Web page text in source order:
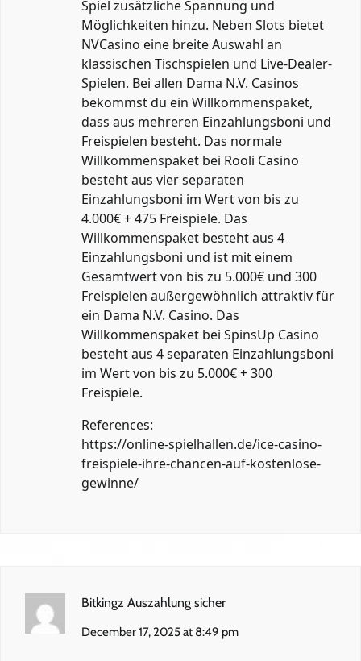
Spiel zusätzliche Spannung und
Möglichkeiten hinzu. Neben Slots bietet
NVCasino eine breite Auswahl an
klassischen Tischspielen und Live-Dealer-
Spielen. Bei allen Dama N.V. Casinos
bekommst du ein Willkommenspaket,
dass aus mehreren Einzahlungsboni und
Freispielen besteht. Das normale
Willkommenspaket bei Rooli Casino
besteht aus vier separaten
Einzahlungsboni im Wert von bis zu
4.000€ + 475 Freispiele. Das
Willkommenspaket besteht aus 4
Einzahlungsboni und ist mit einem
Gesamtwert von bis zu 5.000€ und 300
Freispielen außergewöhnlich attraktiv für
ein Dama N.V. Casino. Das
Willkommenspaket bei SpinsUp Casino
besteht aus 4 separaten Einzahlungsboni
im Wert von bis zu 5.000€ + 300
Freispiele.
References:
https://online-spielhallen.de/ice-casino-
freispiele-ihre-chancen-auf-kostenlose-
gewinne/
Bitkingz Auszahlung sicher
December 17, 2025 at 8:49 pm